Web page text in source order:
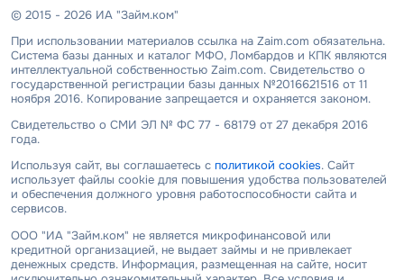
© 2015 - 2026 ИА "Займ.ком"
При использовании материалов ссылка на Zaim.com обязательна.
Система базы данных и каталог МФО, Ломбардов и КПК являются
интеллектуальной собственностью Zaim.com. Свидетельство о
государственной регистрации базы данных №2016621516 от 11
ноября 2016. Копирование запрещается и охраняется законом.
Свидетельство о СМИ ЭЛ № ФС 77 - 68179 от 27 декабря 2016
года.
Используя сайт, вы соглашаетесь с политикой cookies. Сайт
использует файлы cookie для повышения удобства пользователей
и обеспечения должного уровня работоспособности сайта и
сервисов.
ООО "ИА "Займ.ком" не является микрофинансовой или
кредитной организацией, не выдает займы и не привлекает
денежных средств. Информация, размещенная на сайте, носит